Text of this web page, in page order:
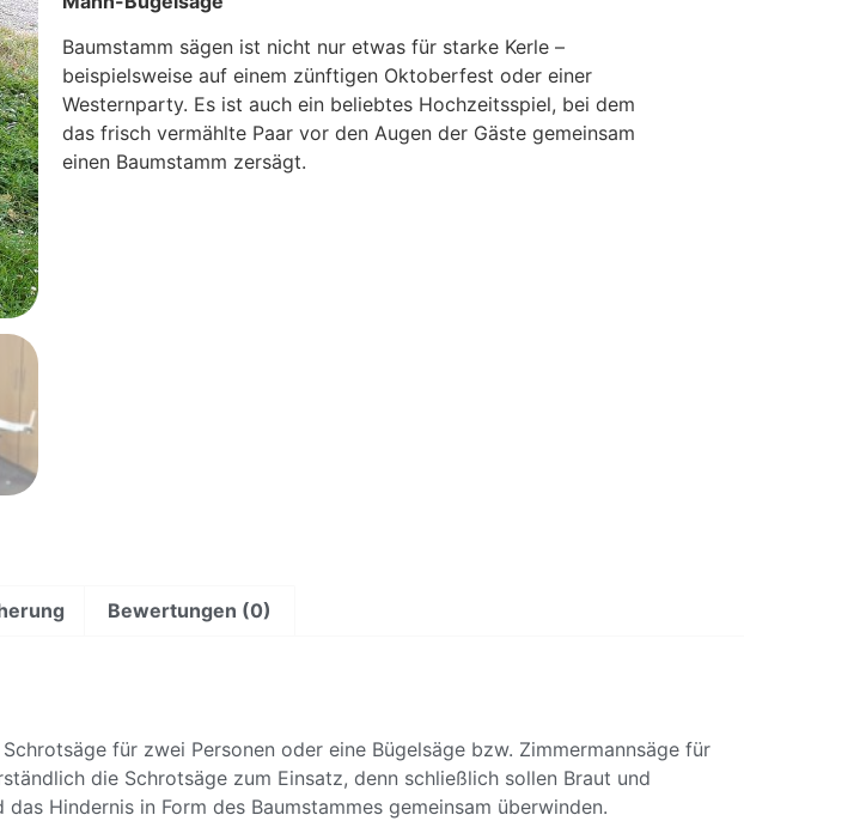
Baumstamm sägen ist nicht nur etwas für starke Kerle –
beispielsweise auf einem zünftigen Oktoberfest oder einer
Westernparty. Es ist auch ein beliebtes Hochzeitsspiel, bei dem
das frisch vermählte Paar vor den Augen der Gäste gemeinsam
einen Baumstamm zersägt.
Bewertungen (0)
für zwei Personen oder eine Bügelsäge bzw. Zimmermannsäge für
die Schrotsäge zum Einsatz, denn schließlich sollen Braut und
Hindernis in Form des Baumstammes gemeinsam überwinden.